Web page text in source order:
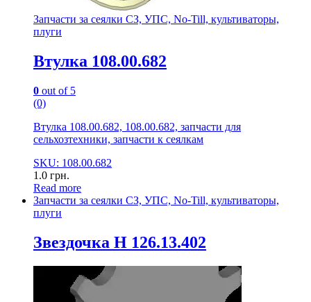
Запчасти за сеялки СЗ, УПС, No-Till, культиваторы,
плуги
Втулка 108.00.682
0 out of 5
(0)
Втулка 108.00.682, 108.00.682, запчасти для
сельхозтехники, запчасти к сеялкам
SKU: 108.00.682
1.0 грн.
Read more
Запчасти за сеялки СЗ, УПС, No-Till, культиваторы,
плуги
Звездочка Н 126.13.402